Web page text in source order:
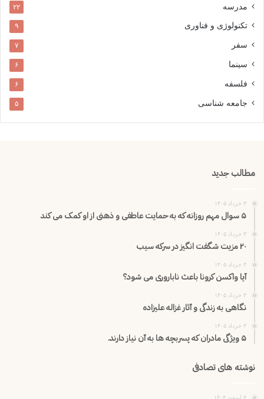
مدرسه ۲۲
تکنولوژی و فناوری ۹
سفر ۷
سینما ۶
فلسفه ۶
جامعه شناسی ۵
مطالب جدید
۳ خرداد ۱۴۰۵
۵ سوال مهم روزانه که به حمایت عاطفی و ذهنی از او کمک می کند
۳ خرداد ۱۴۰۵
۲۰ مزیت شگفت انگیز در سرکه سیب
۳ خرداد ۱۴۰۵
آیا واکسن کرونا باعث ناباروری می شود؟
۳ خرداد ۱۴۰۵
نگاهی به زندگی و آثار غزاله علیزاده
۳ خرداد ۱۴۰۵
۵ ویژگی مادران که پسربچه ها به آن نیاز دارند.
نوشته های تصادفی
۴ اسفند ۱۴۰۴